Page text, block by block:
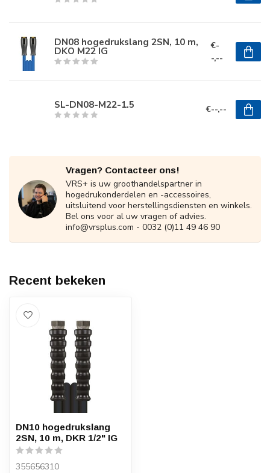
DN08 hogedrukslang 2SN, 10 m,
DKO M22 IG
€-
-,--
SL-DN08-M22-1.5 €--,--
Vragen? Contacteer ons!
VRS+ is uw groothandelspartner in
hogedrukonderdelen en -accessoires,
uitsluitend voor herstellingsdiensten en winkels.
Bel ons voor al uw vragen of advies.
info@vrsplus.com - 0032 (0)11 49 46 90
Recent bekeken
DN10 hogedrukslang
2SN, 10 m, DKR 1/2" IG
355656310